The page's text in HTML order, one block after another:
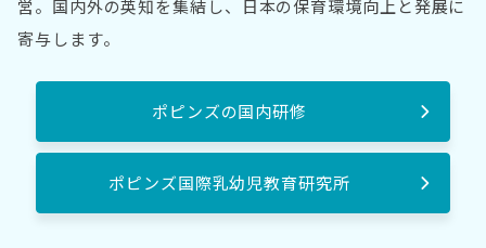
営。国内外の英知を集結し、日本の保育環境向上と発展に
寄与します。
ポピンズの国内研修
ポピンズ国際乳幼児教育研究所